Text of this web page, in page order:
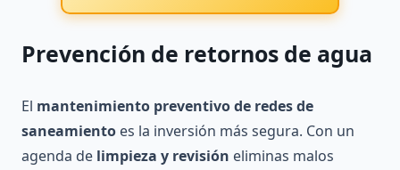
Prevención de retornos de agua
El mantenimiento preventivo de redes de
saneamiento es la inversión más segura. Con un
agenda de limpieza y revisión eliminas malos